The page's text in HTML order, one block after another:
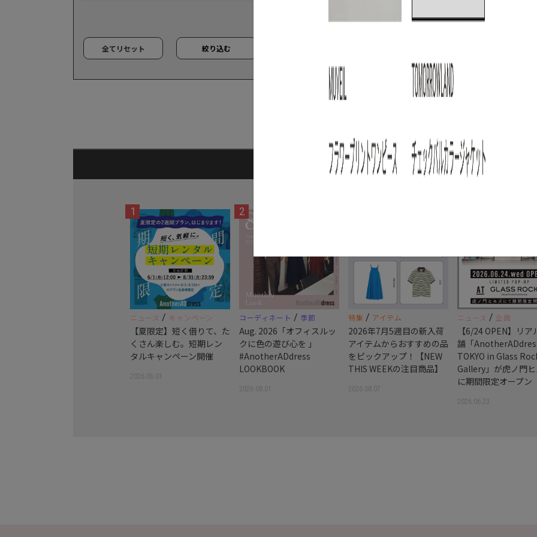
全てリセット 絞り込む
ARTICLE RANKING
1
ニュース / キャンペーン
【夏限定】短く借りて、た
くさん楽しむ。短期レン
タルキャンペーン開催
2026.06.01
2
コーディネート / 季節
Aug. 2026「オフィスルッ
クに色の遊び心を 」
#AnotherADdress
LOOKBOOK
2026.08.01
特集 / アイテム
2026年7月5週目の新入荷
アイテムからおすすめの品
をピックアップ！【NEW
THIS WEEKの注目商品】
2026.08.07
ニュース / 企画
【6/24 OPEN】リア
舗「
TOKYO in Glass
Gallery」が虎ノ門
に期間限定オープン
2026.06.23